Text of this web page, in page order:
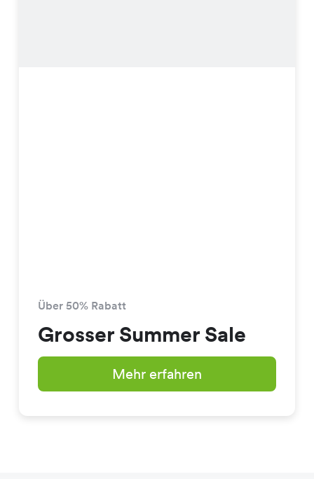
Über 50% Rabatt
Grosser Summer Sale
Mehr erfahren